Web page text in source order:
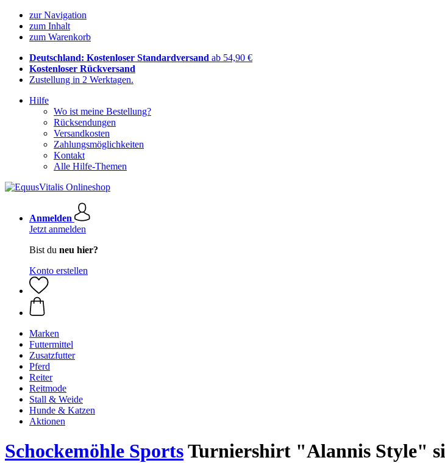
zur Navigation
zum Inhalt
zum Warenkorb
Deutschland: Kostenloser Standardversand ab 54,90 €
Kostenloser Rückversand
Zustellung in 2 Werktagen.
Hilfe
Wo ist meine Bestellung?
Rücksendungen
Versandkosten
Zahlungsmöglichkeiten
Kontakt
Alle Hilfe-Themen
Anmelden
Jetzt anmelden
Bist du neu hier?
Konto erstellen
Marken
Futtermittel
Zusatzfutter
Pferd
Reiter
Reitmode
Stall & Weide
Hunde & Katzen
Aktionen
Schockemöhle SportsTurniershirt "Alannis Style"